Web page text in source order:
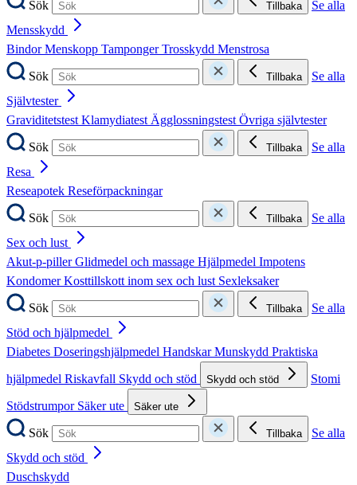
Sök
Tillbaka
Se alla
Mensskydd
BindorMenskopp TampongerTrosskydd Menstrosa
Sök
Tillbaka
Se alla
Självtester
GraviditetstestKlamydiatestÄgglossningstestÖvriga självtester
Sök
Tillbaka
Se alla
Resa
Reseapotek Reseförpackningar
Sök
Tillbaka
Se alla
Sex och lust
Akut-p-pillerGlidmedel och massage Hjälpmedel Impotens
KondomerKosttillskott inom sex och lust Sexleksaker
Sök
Tillbaka
Se alla
Stöd och hjälpmedel
Diabetes Doseringshjälpmedel HandskarMunskydd Praktiska
hjälpmedel Riskavfall Skydd och stöd Skydd och stöd
Stomi
Stödstrumpor Säker ute Säker ute
Sök Tillbaka
Se alla
Skydd och stöd
Duschskydd